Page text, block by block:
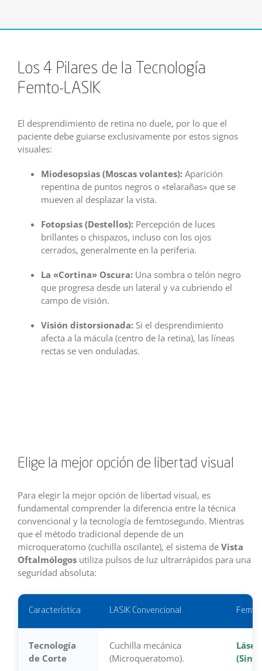
Los 4 Pilares de la Tecnología
Femto-LASIK
El desprendimiento de retina no duele, por lo que el
paciente debe guiarse exclusivamente por estos signos
visuales:
Miodesopsias (Moscas volantes):Aparición
repentina de puntos negros o «telarañas» que se
mueven al desplazar la vista.
Fotopsias (Destellos):Percepción de luces
brillantes o chispazos, incluso con los ojos
cerrados, generalmente en la periferia.
La «Cortina» Oscura:Una sombra o telón negro
que progresa desde un lateral y va cubriendo el
campo de visión.
Visión distorsionada:Si el desprendimiento
afecta a la mácula (centro de la retina), las líneas
rectas se ven onduladas.
Elige la mejor opción de libertad visual
Para elegir la mejor opción de libertad visual, es
fundamental comprender la diferencia entre la técnica
convencional y la tecnología de femtosegundo. Mientras
que el método tradicional depende de un
microqueratomo (cuchilla oscilante), el sistema de Vista
Oftalmólogosutiliza pulsos de luz ultrarrápidos para una
seguridad absoluta:
Característica LASIK Convencional
Tecnología
de Corte
Cuchilla mecánica
(Microqueratomo).
(Sin